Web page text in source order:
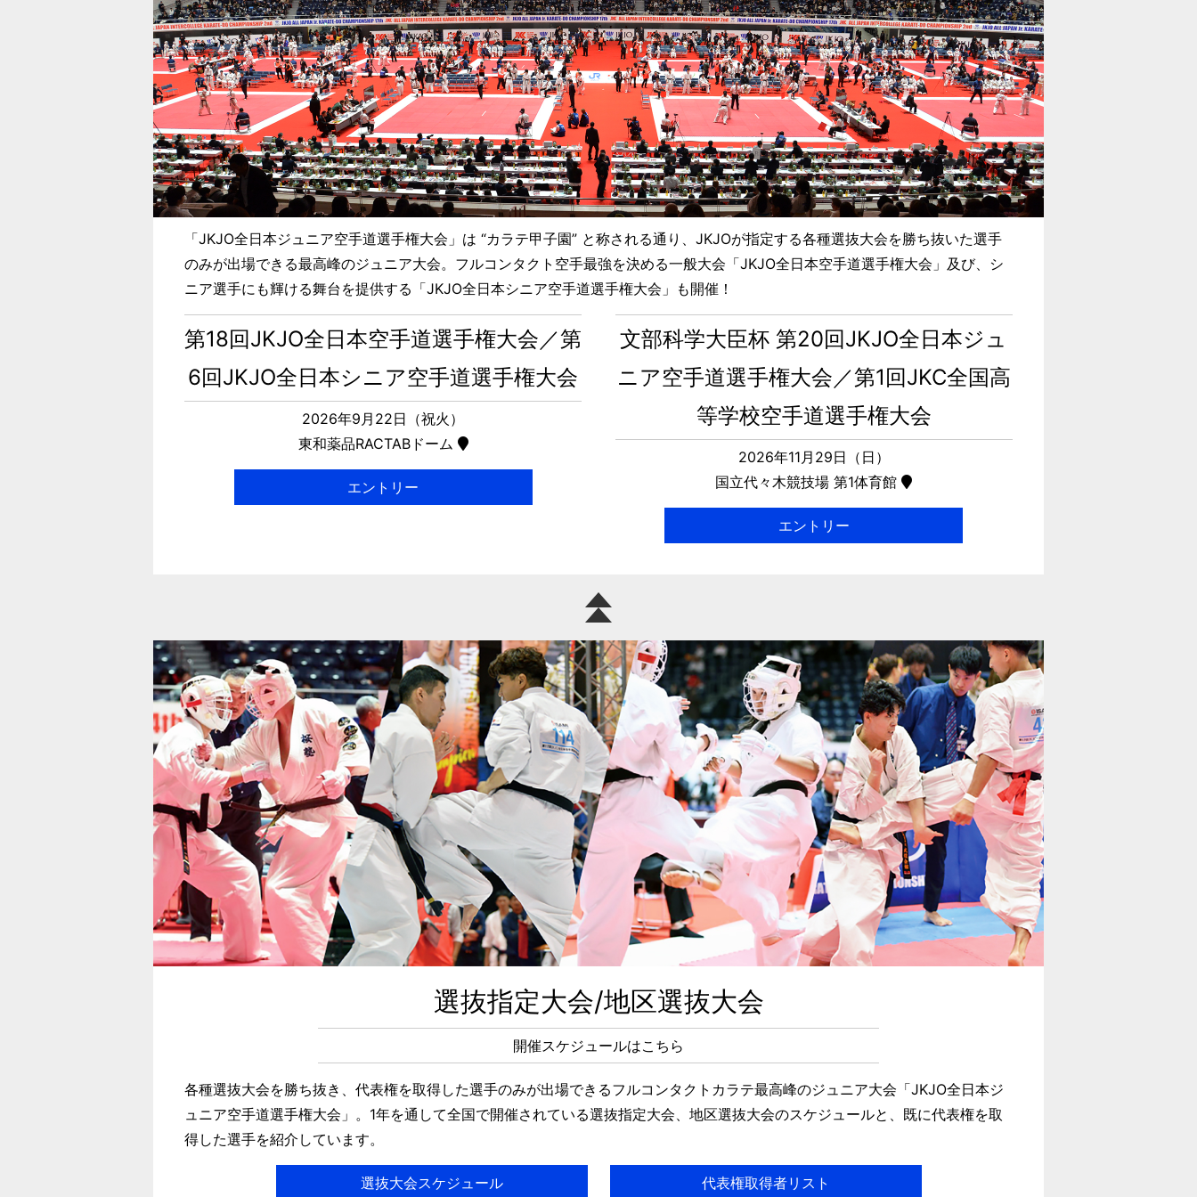
「JKJO全日本ジュニア空手道選手権大会」は “カラテ甲子園” と称される通り、JKJOが指定する各種選抜大会を勝ち抜いた選手
のみが出場できる最高峰のジュニア大会。フルコンタクト空手最強を決める一般大会「JKJO全日本空手道選手権大会」及び、シ
ニア選手にも輝ける舞台を提供する「JKJO全日本シニア空手道選手権大会」も開催！
第18回JKJO全日本空手道選手権大会／第
6回JKJO全日本シニア空手道選手権大会
2026年9月22日（祝火）
東和薬品RACTABドーム
エントリー
文部科学大臣杯 第20回JKJO全日本ジュ
ニア空手道選手権大会／第1回JKC全国高
等学校空手道選手権大会
2026年11月29日（日）
国立代々木競技場 第1体育館
エントリー
選抜指定大会/地区選抜大会
開催スケジュールはこちら
各種選抜大会を勝ち抜き、代表権を取得した選手のみが出場できるフルコンタクトカラテ最高峰のジュニア大会「JKJO全日本ジ
ュニア空手道選手権大会」。1年を通して全国で開催されている選抜指定大会、地区選抜大会のスケジュールと、既に代表権を取
得した選手を紹介しています。
選抜大会スケジュール 代表権取得者リスト